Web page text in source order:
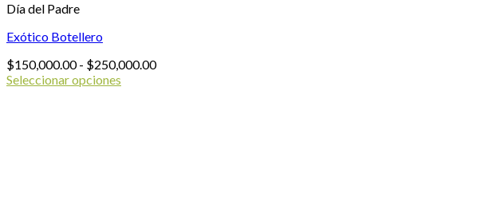
Día del Padre
Exótico Botellero
$150,000.00 - $250,000.00Rango
Seleccionar opciones